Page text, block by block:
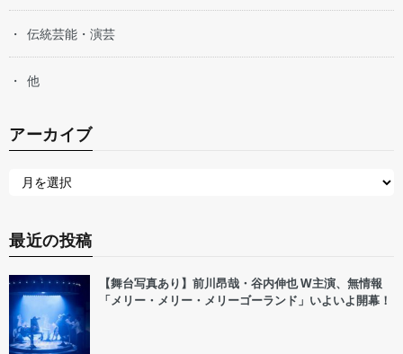
伝統芸能・演芸
他
アーカイブ
最近の投稿
【舞台写真あり】前川昂哉・谷内伸也 W主演、無情報
「メリー・メリー・メリーゴーランド」いよいよ開幕！